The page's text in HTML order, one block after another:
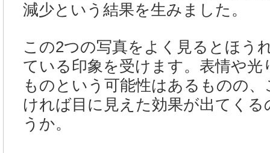
減少という結果を生みました。
この2つの写真をよく見るとほう
ている印象を受けます。表情や光
ものという可能性はあるものの
ければ目に見えた効果が出てく
うか。